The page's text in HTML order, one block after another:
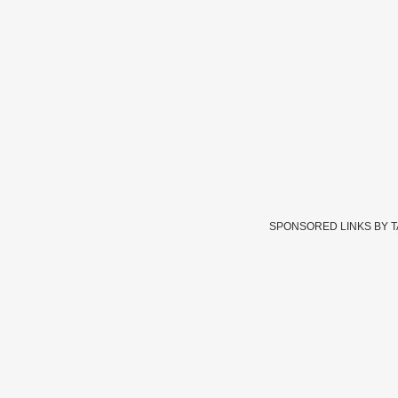
SPONSORED LINKS BY